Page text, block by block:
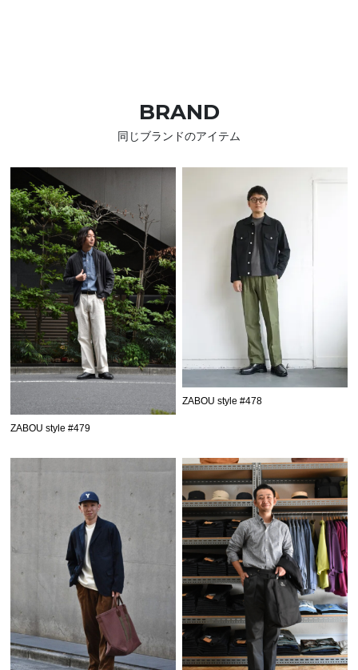
BRAND
同じブランドのアイテム
ZABOU style #479
ZABOU style #478